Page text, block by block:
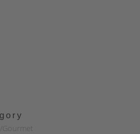
Gourmet